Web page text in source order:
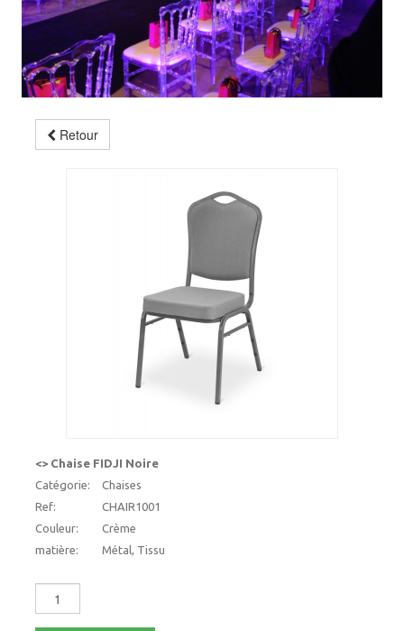
Retour
<> Chaise FIDJI Noire
Catégorie:
Chaises
Ref:
CHAIR1001
Couleur:
Crème
matière:
Métal, Tissu